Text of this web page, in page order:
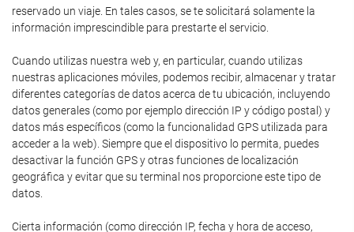
reservado un viaje. En tales casos, se te solicitará solamente la
información imprescindible para prestarte el servicio.
Cuando utilizas nuestra web y, en particular, cuando utilizas
nuestras aplicaciones móviles, podemos recibir, almacenar y tratar
diferentes categorías de datos acerca de tu ubicación, incluyendo
datos generales (como por ejemplo dirección IP y código postal) y
datos más específicos (como la funcionalidad GPS utilizada para
acceder a la web). Siempre que el dispositivo lo permita, puedes
desactivar la función GPS y otras funciones de localización
geográfica y evitar que su terminal nos proporcione este tipo de
datos.
Cierta información (como dirección IP, fecha y hora de acceso,